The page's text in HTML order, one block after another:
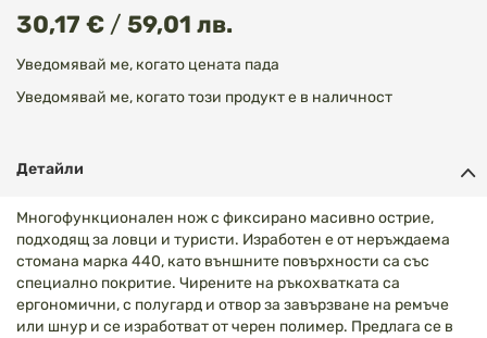
30,17 € / 59,01 лв.
Уведомявай ме, когато цената пада
Уведомявай ме, когато този продукт е в наличност
Детайли
Многофункционален нож с фиксирано масивно острие,
подходящ за ловци и туристи. Изработен е от неръждаема
стомана марка 440, като външните повърхности са със
специално покритие. Чирените на ръкохватката са
ергономични, с полугард и отвор за завързване на ремъче
или шнур и се изработват от черен полимер. Предлага се в